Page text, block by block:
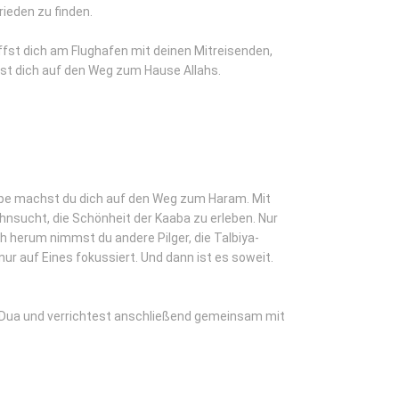
zu finden.
dich am Flughafen mit deinen Mitreisenden,
dich auf den Weg zum Hause Allahs.
machst du dich auf den Weg zum Haram. Mit
die Schönheit der Kaaba zu erleben. Nur
herum nimmst du andere Pilger, die Talbiya-
auf Eines fokussiert. Und dann ist es soweit.
und verrichtest anschließend gemeinsam mit